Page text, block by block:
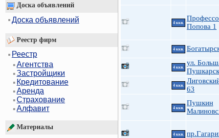
Доска объявлений
Доска объявлений
Реестр фирм
Реестр
Агентства
Застройщики
Кредитование
Аренда
Страхование
Алфавит
Материалы
4 ккв.
Попова 1
4 ккв.
4 ккв.
ул.
4 ккв.
63
4 ккв.
Пушкин
4 ккв.